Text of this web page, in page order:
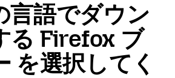
言語でダウン
る Firefox ブ
を選択してく